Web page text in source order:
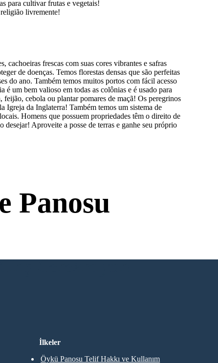
para cultivar frutas e vegetais!
livremente!
cachoeiras frescas com suas cores vibrantes e safras
de doenças. Temos florestas densas que são perfeitas
do ano. Também temos muitos portos com fácil acesso
é um bem valioso em todas as colônias e é usado para
cebola ou plantar pomares de maçã! Os peregrinos
Igreja da Inglaterra! Também temos um sistema de
Homens que possuem propriedades têm o direito de
Aproveite a posse de terras e ganhe seu próprio
Panosu
Gerekmiyor!
İlkeler
Öykü Panosu Telif Hakkı ve Kullanım